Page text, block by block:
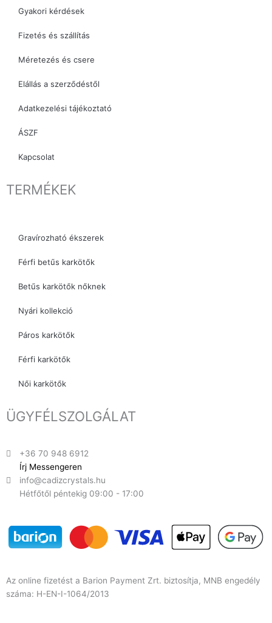
m
Gyakori kérdések
Fizetés és szállítás
Méretezés és csere
Elállás a szerződéstől
Adatkezelési tájékoztató
ÁSZF
Kapcsolat
TERMÉKEK
Gravírozható ékszerek
Férfi betűs karkötők
Betűs karkötők nőknek
Nyári kollekció
Páros karkötők
Férfi karkötők
Női karkötők
ÜGYFÉLSZOLGÁLAT
+36 70 948 6912
Írj Messengeren
info@cadizcrystals.hu
Hétfőtől péntekig 09:00 - 17:00
Az online fizetést a Barion Payment Zrt. biztosítja, MNB engedély
száma: H-EN-I-1064/2013